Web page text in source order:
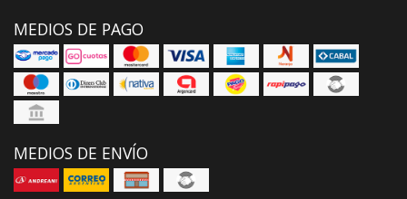
MEDIOS DE PAGO
MEDIOS DE ENVÍO